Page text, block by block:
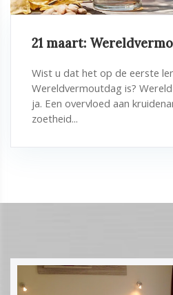
21 maart:
Wist u dat het op de eerste
Wereldvermoutdag is?
ja. Een overvloed aan
zoetheid...